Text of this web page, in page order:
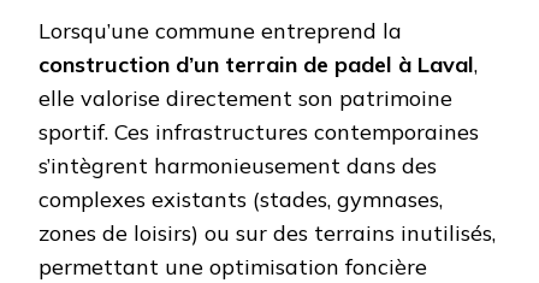
Lorsqu’une commune entreprend la
construction d’un terrain de padel à Laval,
elle valorise directement son patrimoine
sportif. Ces infrastructures contemporaines
s’intègrent harmonieusement dans des
complexes existants (stades, gymnases,
zones de loisirs) ou sur des terrains inutilisés,
permettant une optimisation foncière